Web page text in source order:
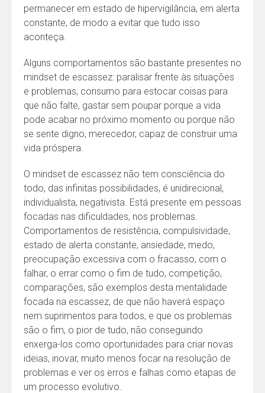
permanecer em estado de hipervigilância, em alerta
constante, de modo a evitar que tudo isso
aconteça.
Alguns comportamentos são bastante presentes no
mindset de escassez: paralisar frente às situações
e problemas, consumo para estocar coisas para
que não falte, gastar sem poupar porque a vida
pode acabar no próximo momento ou porque não
se sente digno, merecedor, capaz de construir uma
vida próspera.
O mindset de escassez não tem consciência do
todo, das infinitas possibilidades, é unidirecional,
individualista, negativista. Está presente em pessoas
focadas nas dificuldades, nos problemas.
Comportamentos de resistência, compulsividade,
estado de alerta constante, ansiedade, medo,
preocupação excessiva com o fracasso, com o
falhar, o errar como o fim de tudo, competição,
comparações, são exemplos desta mentalidade
focada na escassez, de que não haverá espaço
nem suprimentos para todos, e que os problemas
são o fim, o pior de tudo, não conseguindo
enxerga-los como oportunidades para criar novas
ideias, inovar, muito menos focar na resolução de
problemas e ver os erros e falhas como etapas de
um processo evolutivo.